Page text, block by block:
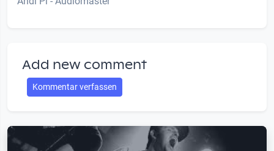
Add new comment
Kommentar verfassen